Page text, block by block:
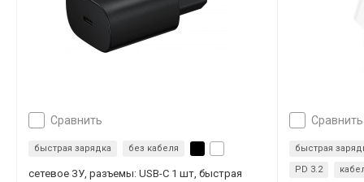
сравнить
быстрая зарядка без кабеля
сетевое ЗУ, разъемы: USB-C 1 шт, быстрая
сравнить
быстрая
PD 3.2